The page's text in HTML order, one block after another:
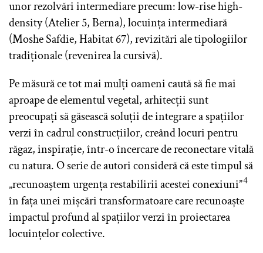
unor rezolvări intermediare precum: low-rise high-
density (Atelier 5, Berna), locuința intermediară
(Moshe Safdie, Habitat 67), revizitări ale tipologiilor
tradiționale (revenirea la cursivă).
Pe măsură ce tot mai mulți oameni caută să fie mai
aproape de elementul vegetal, arhitecții sunt
preocupați să găsească soluții de integrare a spațiilor
verzi în cadrul construcțiilor, creând locuri pentru
răgaz, inspirație, într-o încercare de reconectare vitală
cu natura. O serie de autori consideră că este timpul să
„recunoaștem urgența restabilirii acestei conexiuni”4
în fața unei mișcări transformatoare care recunoaște
impactul profund al spațiilor verzi în proiectarea
locuințelor colective.